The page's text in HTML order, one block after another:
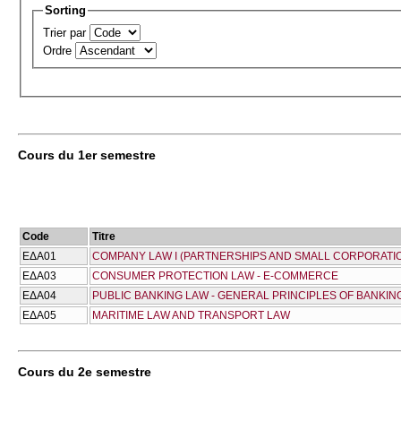
Sorting
Trier par
Ordre
Cours du 1er semestre
Code
Titre
ΕΔΑ01
COMPANY LAW I (PARTNERSHIPS AND SMALL
ΕΔΑ03
CONSUMER PROTECTION LAW - E-COMMERCE
ΕΔΑ04
PUBLIC BANKING LAW - GENERAL PRINCIPLES OF
ΕΔΑ05
MARITIME LAW AND TRANSPORT LAW
Cours du 2e semestre